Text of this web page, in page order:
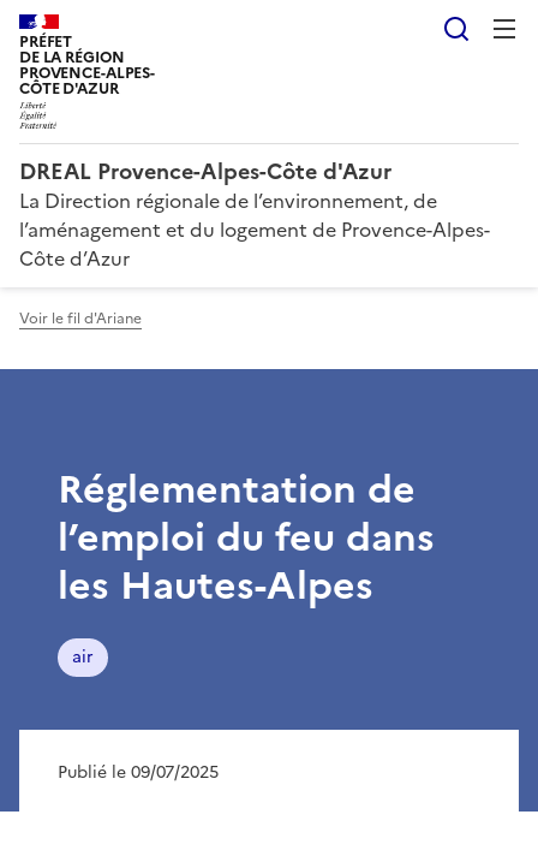
PRÉFET
DE LA RÉGION
PROVENCE-ALPES-
CÔTE D'AZUR
DREAL Provence-Alpes-Côte d'Azur
La Direction régionale de l’environnement, de
l’aménagement et du logement de Provence-Alpes-
Côte d’Azur
Voir le fil d'Ariane
Réglementation de
l’emploi du feu dans
les Hautes-Alpes
air
Publié le 09/07/2025